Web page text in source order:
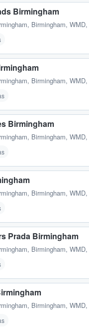
Birmingham
, Birmingham,
, Birmingham,
Birmingham
, Birmingham,
, Birmingham,
Prada Birmingham
, Birmingham,
, Birmingham,